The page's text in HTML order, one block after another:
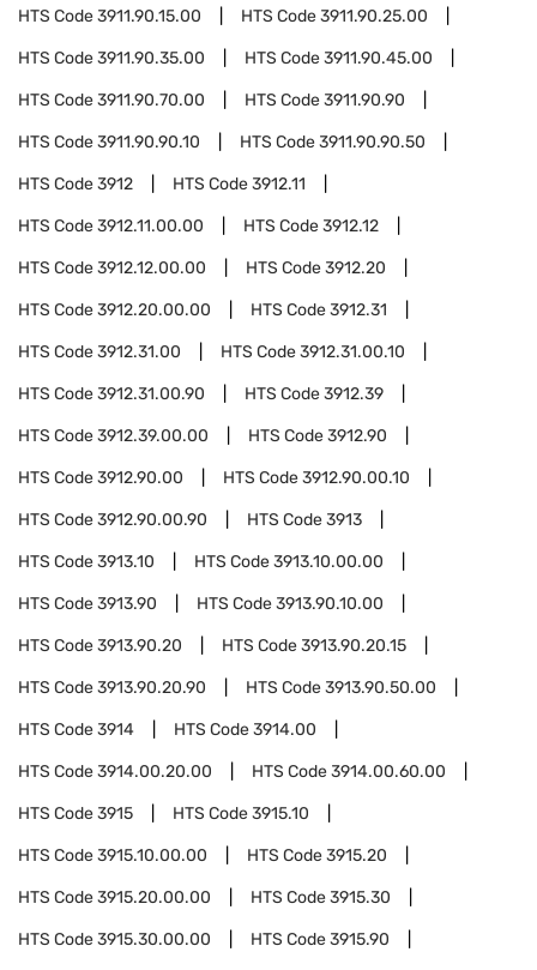
HTS Code3911.90.15.00 HTS Code3911.90.25.00
HTS Code3911.90.35.00 HTS Code3911.90.45.00
HTS Code3911.90.70.00 HTS Code3911.90.90
HTS Code3911.90.90.10 HTS Code3911.90.90.50
HTS Code3912 HTS Code3912.11
HTS Code3912.11.00.00 HTS Code3912.12
HTS Code3912.12.00.00 HTS Code3912.20
HTS Code3912.20.00.00 HTS Code3912.31
HTS Code3912.31.00 HTS Code3912.31.00.10
HTS Code3912.31.00.90 HTS Code3912.39
HTS Code3912.39.00.00 HTS Code3912.90
HTS Code3912.90.00 HTS Code3912.90.00.10
HTS Code3912.90.00.90 HTS Code3913
HTS Code3913.10 HTS Code3913.10.00.00
HTS Code3913.90 HTS Code3913.90.10.00
HTS Code3913.90.20 HTS Code3913.90.20.15
HTS Code3913.90.20.90 HTS Code3913.90.50.00
HTS Code3914 HTS Code3914.00
HTS Code3914.00.20.00 HTS Code3914.00.60.00
HTS Code3915 HTS Code3915.10
HTS Code3915.10.00.00 HTS Code3915.20
HTS Code3915.20.00.00 HTS Code3915.30
HTS Code3915.30.00.00 HTS Code3915.90